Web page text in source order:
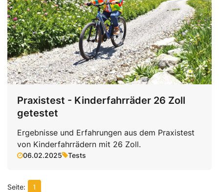
Praxistest - Kinderfahrräder 26 Zoll
getestet
Ergebnisse und Erfahrungen aus dem Praxistest
von Kinderfahrrädern mit 26 Zoll.
06.02.2025 Tests
1